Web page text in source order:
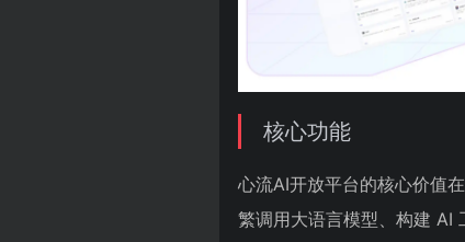
核心功能
心流AI开放平台的核心价值
繁调用大语言模型、构建 AI